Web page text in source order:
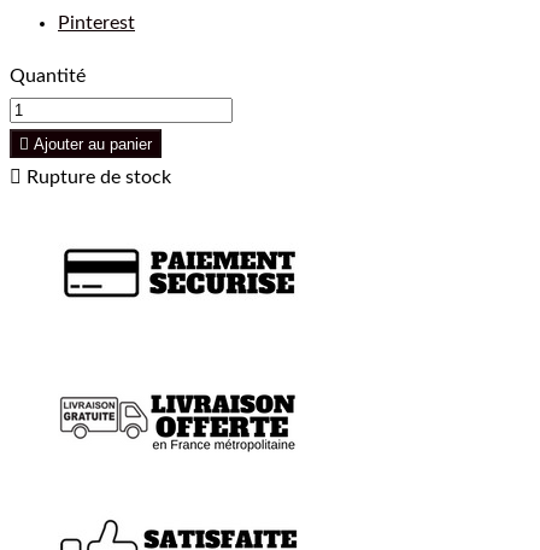
Pinterest
Quantité
 Ajouter au panier
Rupture de stock